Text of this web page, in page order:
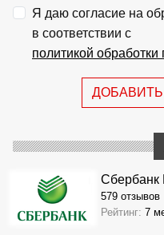
Я даю согласие на
в соответствии с
политикой
Сбербанк
579 отзывов
Рейтинг: 7